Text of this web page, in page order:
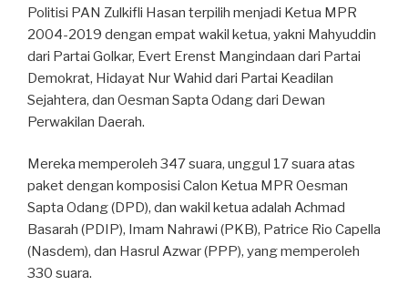
Politisi PAN Zulkifli Hasan terpilih menjadi Ketua MPR
2004-2019 dengan empat wakil ketua, yakni Mahyuddin
dari Partai Golkar, Evert Erenst Mangindaan dari Partai
Demokrat, Hidayat Nur Wahid dari Partai Keadilan
Sejahtera, dan Oesman Sapta Odang dari Dewan
Perwakilan Daerah.
Mereka memperoleh 347 suara, unggul 17 suara atas
paket dengan komposisi Calon Ketua MPR Oesman
Sapta Odang (DPD), dan wakil ketua adalah Achmad
Basarah (PDIP), Imam Nahrawi (PKB), Patrice Rio Capella
(Nasdem), dan Hasrul Azwar (PPP), yang memperoleh
330 suara.